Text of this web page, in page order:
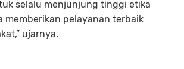
selalu menjunjung tinggi etika
memberikan pelayanan terbaik
ujarnya.